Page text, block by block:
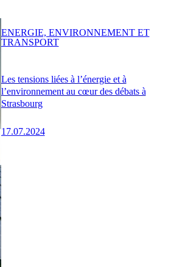
Les tensions liées à l’énergie et à
l’environnement au cœur des débats à
Strasbourg
17.07.2024
ENERGIE, ENVIRONNEMENT ET
TRANSPORT